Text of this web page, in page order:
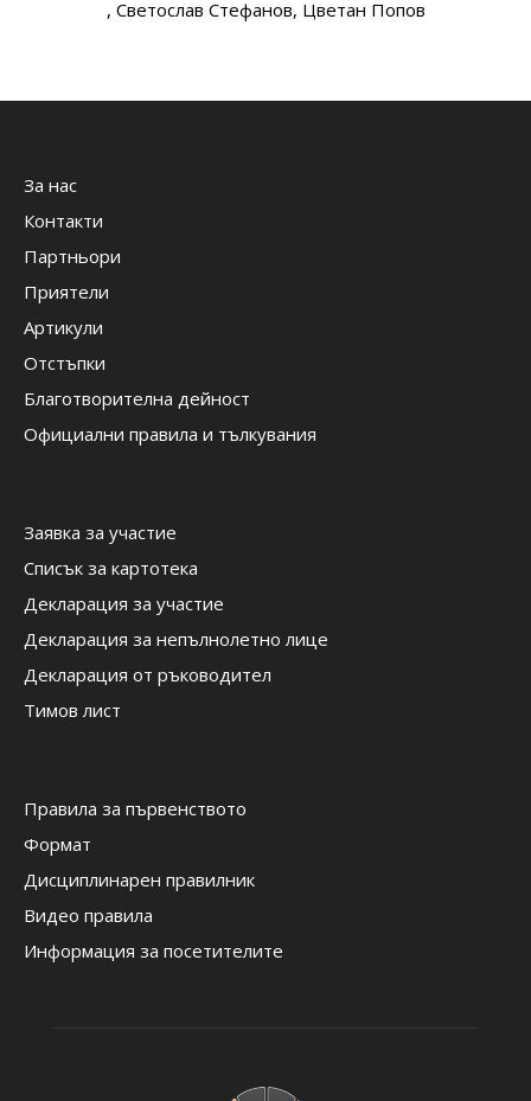
, Светослав Стефанов, Цветан Попов
За нас
Контакти
Партньори
Приятели
Артикули
Отстъпки
Благотворителна дейност
Официални правила и тълкувания
Заявка за участие
Списък за картотека
Декларация за участие
Декларация за непълнолетно лице
Декларация от ръководител
Тимов лист
Правила за първенството
Формат
Дисциплинарен правилник
Видео правила
Информация за посетителите